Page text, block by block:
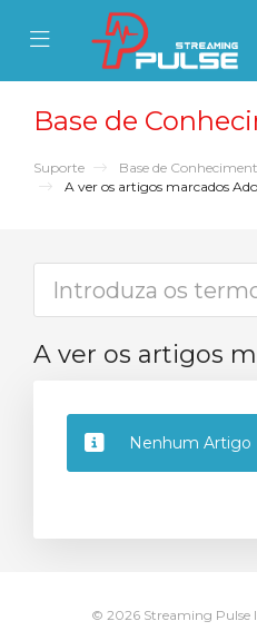
Mobile Menu
Mobile Menu
Base de
Suporte
Base de
A ver os artigos marcados
A ver os artigos
Nenhum Artigo
© 2026 Streaming Pulse